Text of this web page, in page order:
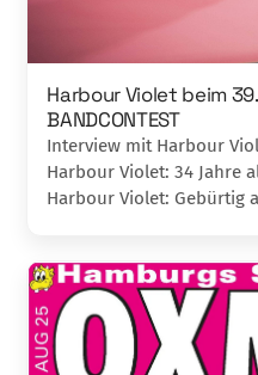
Harbour Violet beim 39.
BANDCONTEST
Interview mit Harbour
Harbour Violet: 34 Jahre
Harbour Violet: Gebürtig